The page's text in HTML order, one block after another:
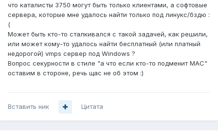
что каталисты 3750 могут быть только клиентами, а софтовые
сервера, которые мне удалось найти только под линукс/бздю :
(
Может быть кто-то сталкивался с такой задачей, как решили,
или может кому-то удалось найти бесплатный (или платный
недорогой) vmps сервер под Windows ?
Вопрос секурности в стиле "а что если кто-то подменит МАС"
оставим в стороне, речь щас не об этом :)
Вставить ник Цитата